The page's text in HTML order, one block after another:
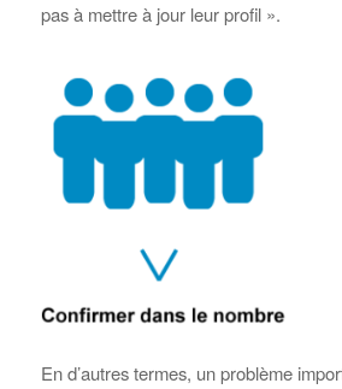
pas à mettre à jour leur profil ».
En d’autres termes, un problème